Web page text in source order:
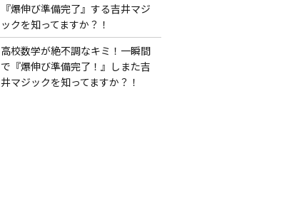
『爆伸び準備完了』する吉井マジ
ックを知ってますか？！
高校数学が絶不調なキミ！一瞬間
で『爆伸び準備完了！』しまた吉
井マジックを知ってますか？！